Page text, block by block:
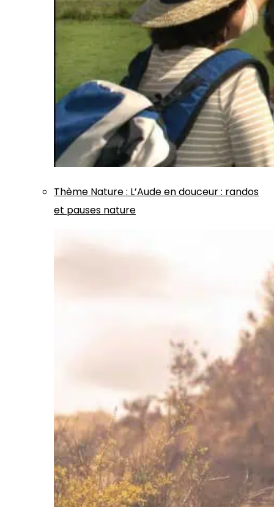
Thème Nature: L’Aude en douceur : randos
et pauses nature